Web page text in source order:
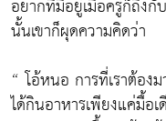
อยากที่มีอยู่เมื่อครู่ก็ถึง
นั้นเขาก็ผุดความคิดว่า
“ โอ้หนอ การที่เราต้อ
ได้กินอาหารเพียงแค่มื้อ